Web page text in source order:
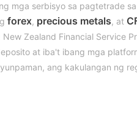
mga serbisyo sa pagtetrade
forex, precious metals, at
New Zealand Financial Service
at iba't ibang mga
ang kakulangan ng